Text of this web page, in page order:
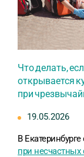
Что делать,
открывается
при
19.05.2026
В
при несчастных